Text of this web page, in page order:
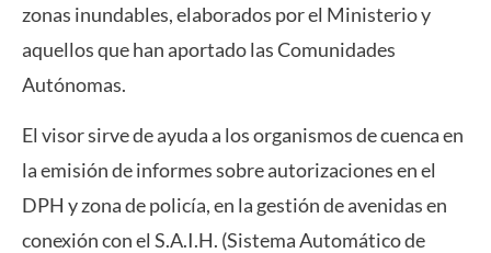
zonas inundables, elaborados por el Ministerio y
aquellos que han aportado las Comunidades
Autónomas.
El visor sirve de ayuda a los organismos de cuenca en
la emisión de informes sobre autorizaciones en el
DPH y zona de policía, en la gestión de avenidas en
conexión con el S.A.I.H. (Sistema Automático de